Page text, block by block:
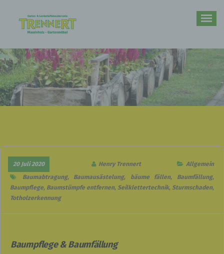
springen
20 Juli 2020 Henry Trennert
Allgemein
Baumabtragung, Baumausästelung, bäume fällen, Baumfällung,
Baumpflege, Baumstümpfe entfernen, Seilklettertechnik, Sturmschaden,
Totholzerkennung
Baumpflege & Baumfällung